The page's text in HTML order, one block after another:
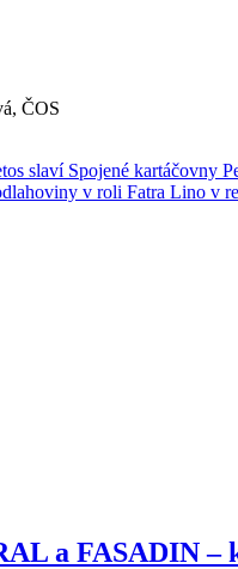
ČOS
slaví Spojené kartáčovny
v roli Fatra Lino v
a FASADIN –